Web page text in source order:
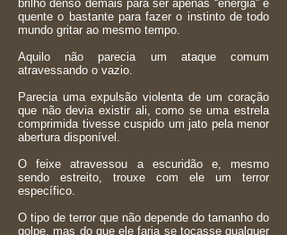
brilho denso demais para ser apenas “energia” e
quente o bastante para fazer o instinto de todo
mundo gritar ao mesmo tempo.
Aquilo não parecia um ataque comum
atravessando o vazio.
Parecia uma expulsão violenta de um coração
que não devia existir ali, como se uma estrela
comprimida tivesse cuspido um jato pela menor
abertura disponível.
O feixe atravessou a escuridão e, mesmo
sendo estreito, trouxe com ele um terror
específico.
O tipo de terror que não depende do tamanho do
golpe, mas do que ele faria se tocasse qualquer